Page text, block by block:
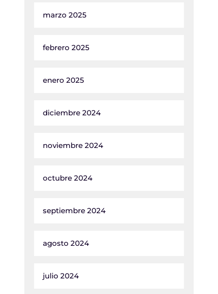
marzo 2025
febrero 2025
enero 2025
diciembre 2024
noviembre 2024
octubre 2024
septiembre 2024
agosto 2024
julio 2024